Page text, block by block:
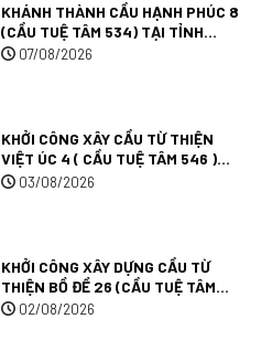
KHÁNH THÀNH CẦU HẠNH PHÚC 8
(CẦU TUỆ TÂM 534) TẠI TỈNH
ĐỒNG THÁP.
07/08/2026
KHỞI CÔNG XÂY CẦU TỪ THIỆN
VIỆT ÚC 4 ( CẦU TUỆ TÂM 546 )
TẠI TÂY NINH.
03/08/2026
KHỞI CÔNG XÂY DỰNG CẦU TỪ
THIỆN BỒ ĐỀ 26 (CẦU TUỆ TÂM
545) TẠI TỈNH TÂY NINH.
02/08/2026